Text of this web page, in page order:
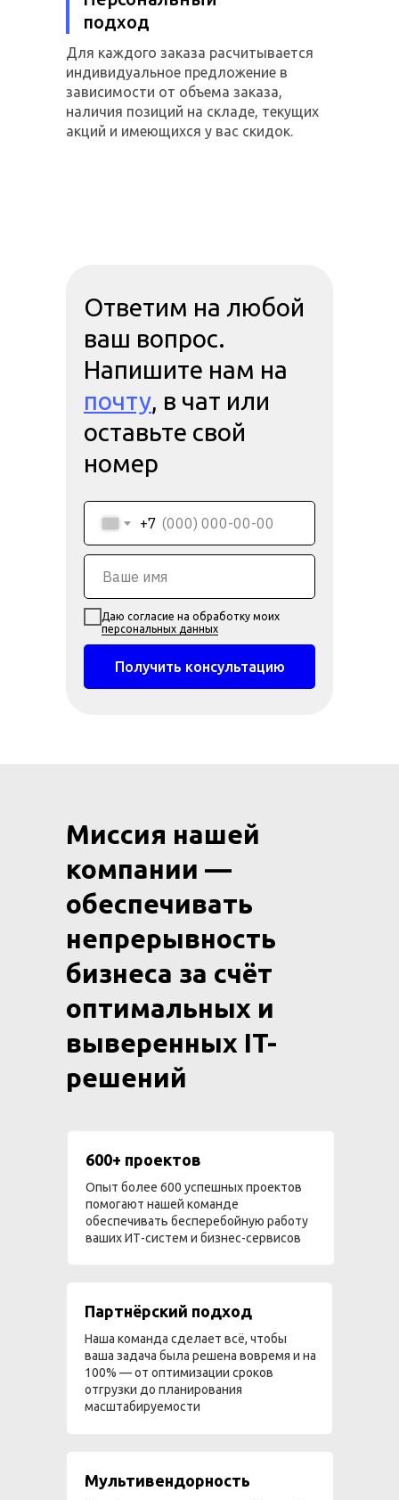
подход
Для каждого заказа расчитывается
индивидуальное предложение в
зависимости от объема заказа,
наличия позиций на складе, текущих
акций и имеющихся у вас скидок.
Ответим на любой
ваш вопрос.
Напишите нам на
почту, в чат или
оставьте свой
номер
+7
Даю согласие на обработку моих
персональных данных
Получить консультацию
Миссия нашей
компании —
обеспечивать
непрерывность
бизнеса за счёт
оптимальных и
выверенных IT-
решений
600+ проектов
Опыт более 600 успешных проектов
помогают нашей команде
обеспечивать бесперебойную работу
ваших ИТ-систем и бизнес-сервисов
Мультивендорность
Партнёрский подход
Наша команда сделает всё, чтобы
ваша задача была решена вовремя и на
100% — от оптимизации сроков
отгрузки до планирования
масштабируемости